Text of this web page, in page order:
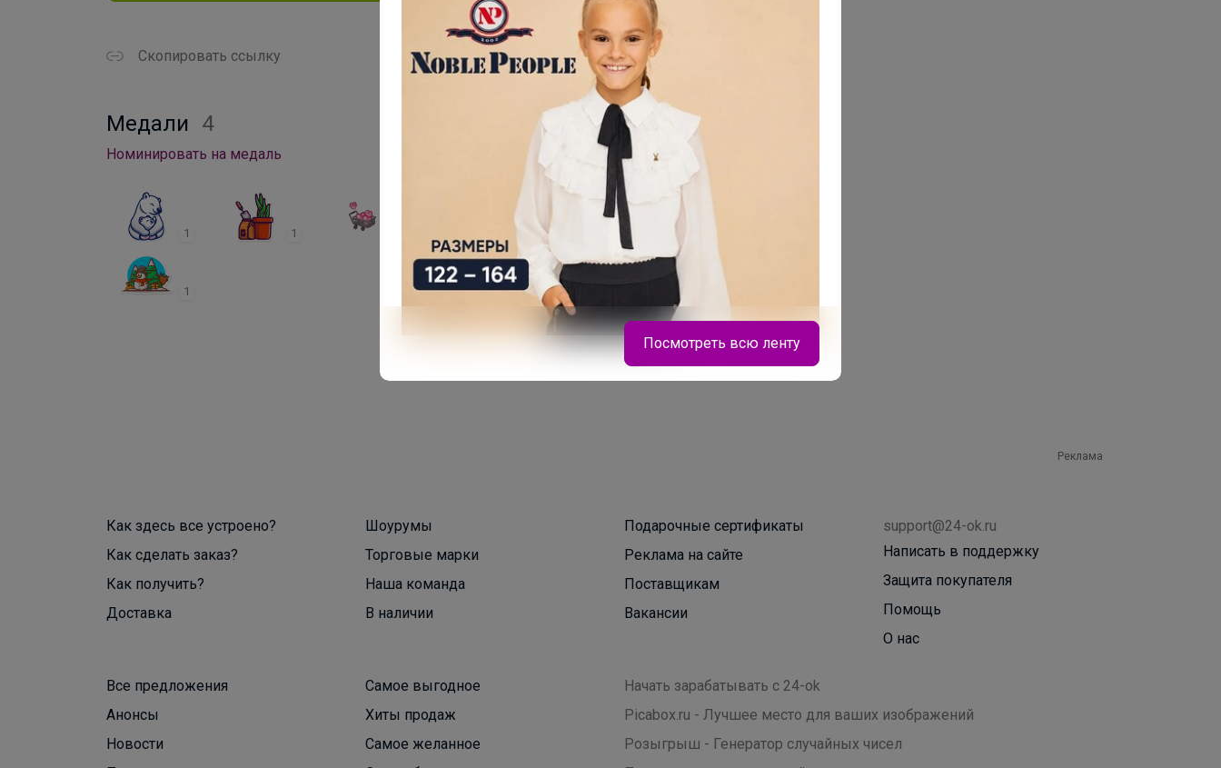
Скопировать ссылку
Медали 4
Номинировать на медаль
1 1
1
Реклама
Как здесь все устроено?
Как сделать заказ?
Как получить?
Доставка
Шоурумы
Торговые марки
Наша команда
В наличии
Подарочные сертификаты
Реклама на сайте
Поставщикам
Вакансии
support@24-ok.ru
Написать в поддержку
Защита покупателя
Помощь
О нас
Все предложения
Анонсы
Новости
Самое выгодное
Хиты продаж
Самое желанное
Начать зарабатывать с 24-ok
Picabox.ru - Лучшее место для ваших изображений
Розыгрыш - Генератор случайных чисел
Посмотреть всю ленту